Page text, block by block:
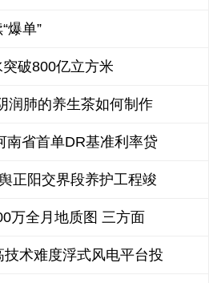
爆单”
破800亿立方米
润肺的养生茶如何制作
南省首单DR基准利率贷
正阳交界段养护工程竣
万全月地质图 三方面
术难度浮式风电平台投